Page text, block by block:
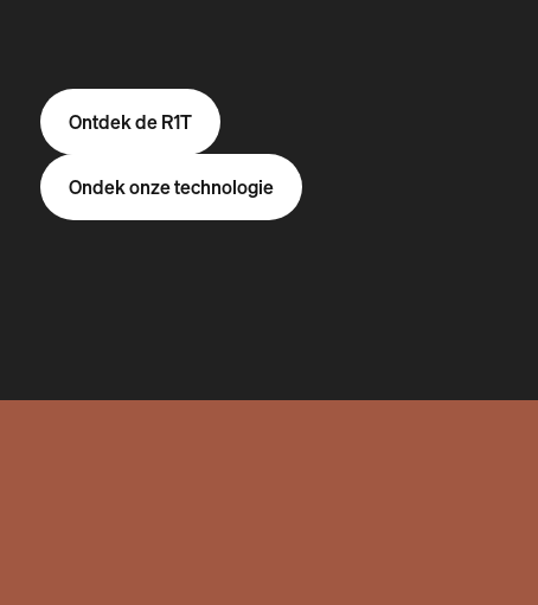
Ontdek de R1T
Ondek onze technologie